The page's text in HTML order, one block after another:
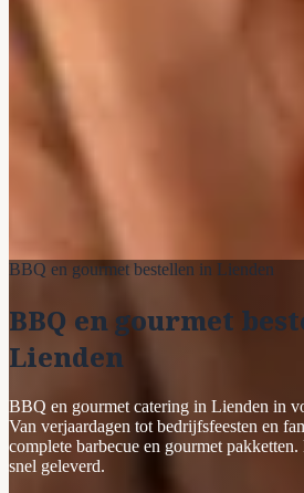
BBQ en gourmet bestellen in Lienden
BBQ en gourmet
Lienden
BBQ en gourmet catering in Lienden in
Van verjaardagen tot bedrijfsfeesten en
complete barbecue en gourmet
snel geleverd.